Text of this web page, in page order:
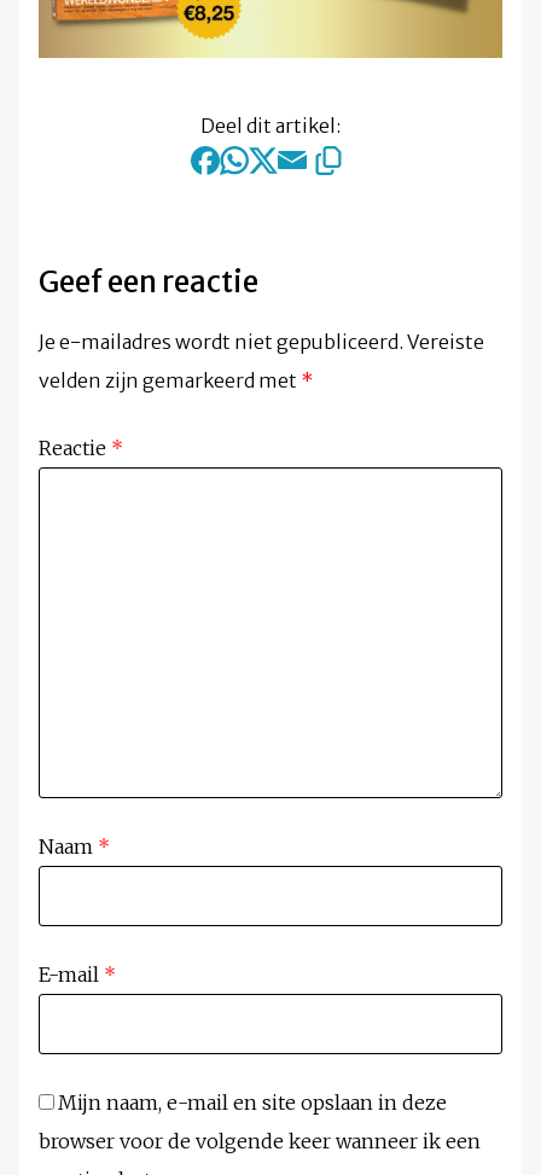
Deel dit artikel:
Geef een reactie
Je e-mailadres wordt niet gepubliceerd. Vereiste
velden zijn gemarkeerd met *
Reactie *
Naam *
E-mail *
Mijn naam, e-mail en site opslaan in deze
browser voor de volgende keer wanneer ik een